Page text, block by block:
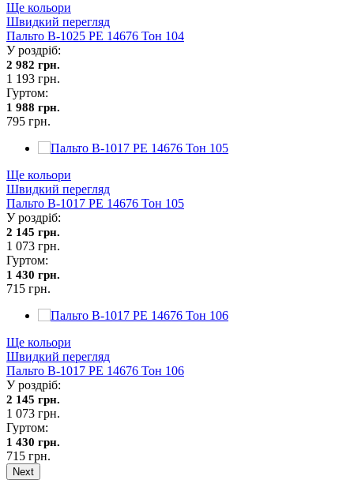
Ще кольори
Швидкий перегляд
Пальто В-1025 PE 14676 Тон 104
У роздріб:
2 982 грн.
1 193 грн.
Гуртом:
1 988 грн.
795 грн.
Ще кольори
Швидкий перегляд
Пальто В-1017 PE 14676 Тон 105
У роздріб:
2 145 грн.
1 073 грн.
Гуртом:
1 430 грн.
715 грн.
Ще кольори
Швидкий перегляд
Пальто В-1017 PE 14676 Тон 106
У роздріб:
2 145 грн.
1 073 грн.
Гуртом:
1 430 грн.
715 грн.
Next